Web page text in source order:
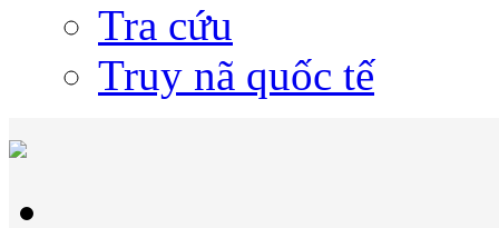
Tra cứu
Truy nã quốc tế